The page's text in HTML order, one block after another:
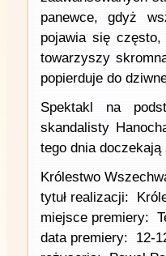
panewce, gdyż
pojawia się
towarzyszy
popierduje do
Spektakl na
skandalisty
tego dnia
Królestwo
tytuł realizacji:
miejsce premiery:
data premiery: 12-